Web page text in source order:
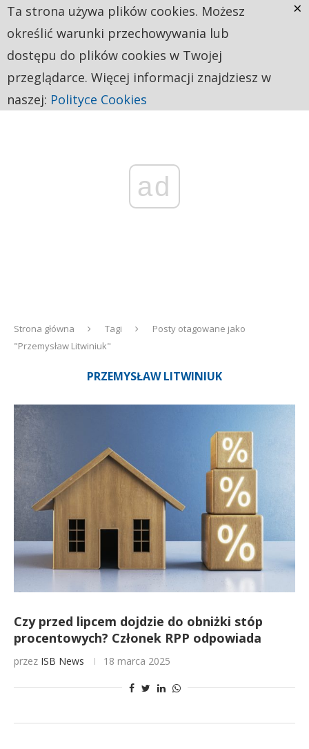
ad
Strona główna Tagi
Posty otagowane jako
"Przemysław Litwiniuk"
PRZEMYSŁAW LITWINIUK
Czy przed lipcem dojdzie do obniżki stóp
procentowych? Członek RPP odpowiada
przez ISB News 18 marca 2025
Ta strona używa plików cookies. Możesz
określić warunki przechowywania lub
dostępu do plików cookies w Twojej
przeglądarce. Więcej informacji znajdziesz w
naszej: Polityce Cookies
×